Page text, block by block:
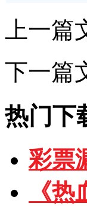
上一篇
下一篇
热门下
彩票
《